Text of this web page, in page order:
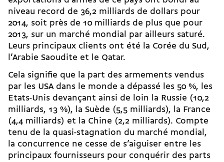
niveau record de 36,2 milliards de dollars pour
2014, soit près de 10 milliards de plus que pour
2013, sur un marché mondial par ailleurs saturé.
Leurs principaux clients ont été la Corée du Sud,
l’Arabie Saoudite et le Qatar.
Cela signifie que la part des armements vendus
par les USA dans le monde a dépassé les 50 %, les
Etats-Unis devançant ainsi de loin la Russie (10,2
milliards, 13 %), la Suède (5,5 milliards), la France
(4,4 milliards) et la Chine (2,2 milliards). Compte
tenu de la quasi-­stagnation du marché mondial,
la concurrence ne cesse de s’aiguiser entre les
principaux fournisseurs pour conquérir des parts